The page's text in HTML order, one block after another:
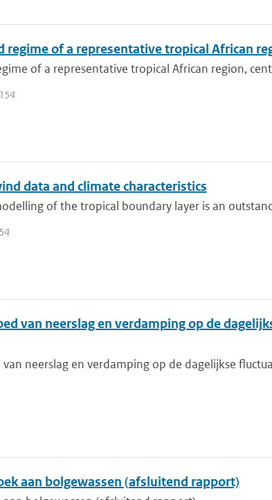
regime of a representative tropical African
of a representative tropical African region,
data and climate characteristics
of the tropical boundary layer is an
van neerslag en verdamping op de
neerslag en verdamping op de dagelijkse
aan bolgewassen (afsluitend rapport)